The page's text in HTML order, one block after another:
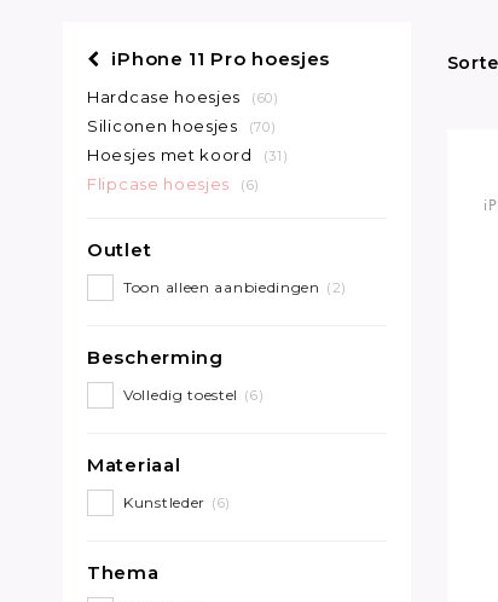
iPhone 11 Pro hoesjes
Hardcase hoesjes (60)
Siliconen hoesjes (70)
Hoesjes met koord (31)
Flipcase hoesjes (6)
Outlet
Toon alleen aanbiedingen (2)
Bescherming
Volledig toestel (6)
Materiaal
Kunstleder (6)
Thema